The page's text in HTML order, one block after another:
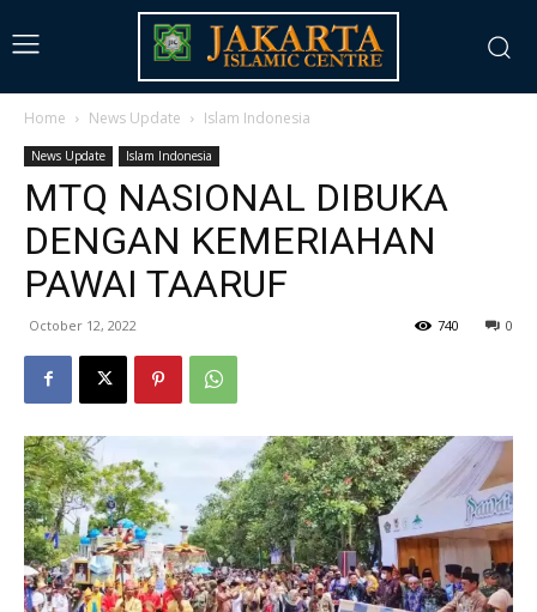
Home News Update Islam Indonesia
News Update Islam Indonesia
MTQ NASIONAL DIBUKA
DENGAN KEMERIAHAN
PAWAI TAARUF
October 12, 2022 0
740